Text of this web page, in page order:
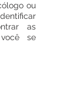
ou
as
se